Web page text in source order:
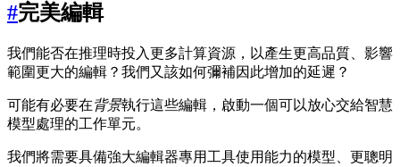
#完美編輯
我們能否在推理時投入更多計算資源，以產生更高品質、影響
範圍更大的編輯？我們又該如何彌補因此增加的延遲？
可能有必要在背景執行這些編輯，啟動一個可以放心交給智慧
模型處理的工作單元。
我們將需要具備強大編輯器專用工具使用能力的模型、更聰明